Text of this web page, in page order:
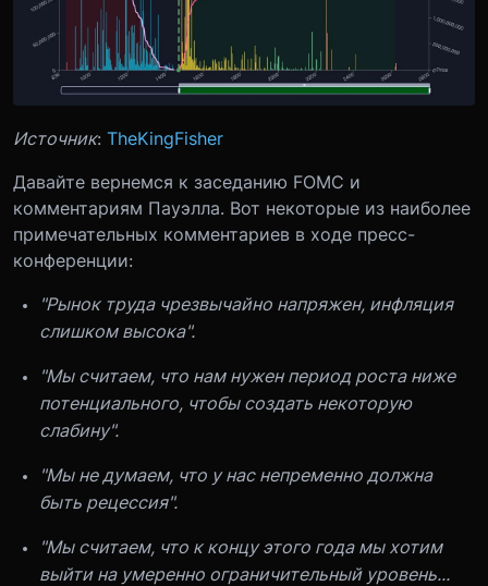
Источник: TheKingFisher
Давайте вернемся к заседанию FOMC и
комментариям Пауэлла. Вот некоторые из наиболее
примечательных комментариев в ходе пресс-
конференции:
"Рынок труда чрезвычайно напряжен, инфляция
слишком высока".
"Мы считаем, что нам нужен период роста ниже
потенциального, чтобы создать некоторую
слабину".
"Мы не думаем, что у нас непременно должна
быть рецессия".
"Мы считаем, что к концу этого года мы хотим
выйти на умеренно ограничительный уровень...